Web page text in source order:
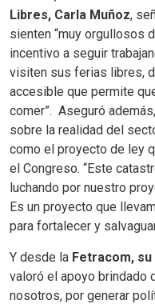
Libres, Carla Muñoz,
sienten “muy orgullosos
incentivo a seguir
visiten sus ferias libres,
accesible que permite
comer”. Aseguró
sobre la realidad del
como el proyecto de ley
el Congreso. “Este
luchando por nuestro
Es un proyecto que
para fortalecer y
Y desde la Fetracom,
valoró el apoyo brindado
nosotros, por generar